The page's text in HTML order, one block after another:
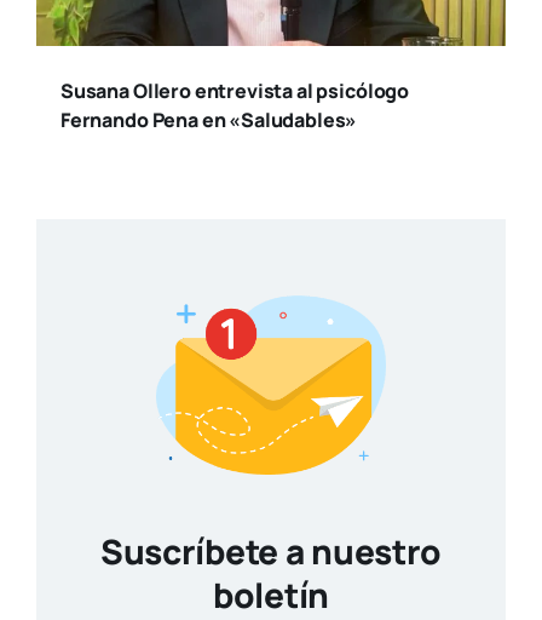
Susana Ollero entrevista al psicólogo
Fernando Pena en «Saludables»
Suscríbete a nuestro
boletín